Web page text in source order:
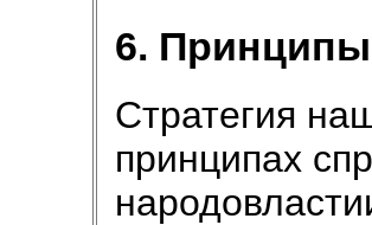
6.
Стратегия
принципах